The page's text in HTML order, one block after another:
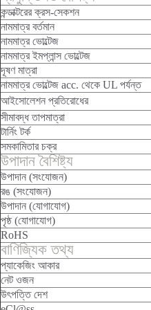
কন্ডাক্টরের ক্রস-সেকশন
নামমাত্র বর্তমান
নামমাত্র ভোল্টেজ
নামমাত্র ইমপ্লান্স ভোল্টেজ
দূষণ মাত্রা
নামমাত্র ভোল্টেজ acc. থেকে UL পর্যন্ত
আইসোলেশন প্রতিরোধের
সীমাবদ্ধ তাপমাত্রা
টার্নিং টর্ক
সমকামিতার চক্র
উপাদান বৈশিষ্ট্য
উপাদান (সংযোজন)
রঙ (সংযোজন)
উপাদান (যোগাযোগ)
পৃষ্ঠ (যোগাযোগ)
RoHS
বাণিজ্যিক তথ্য
প্যাকেজিং আকার
নেট ওজন
উৎপত্তি দেশ